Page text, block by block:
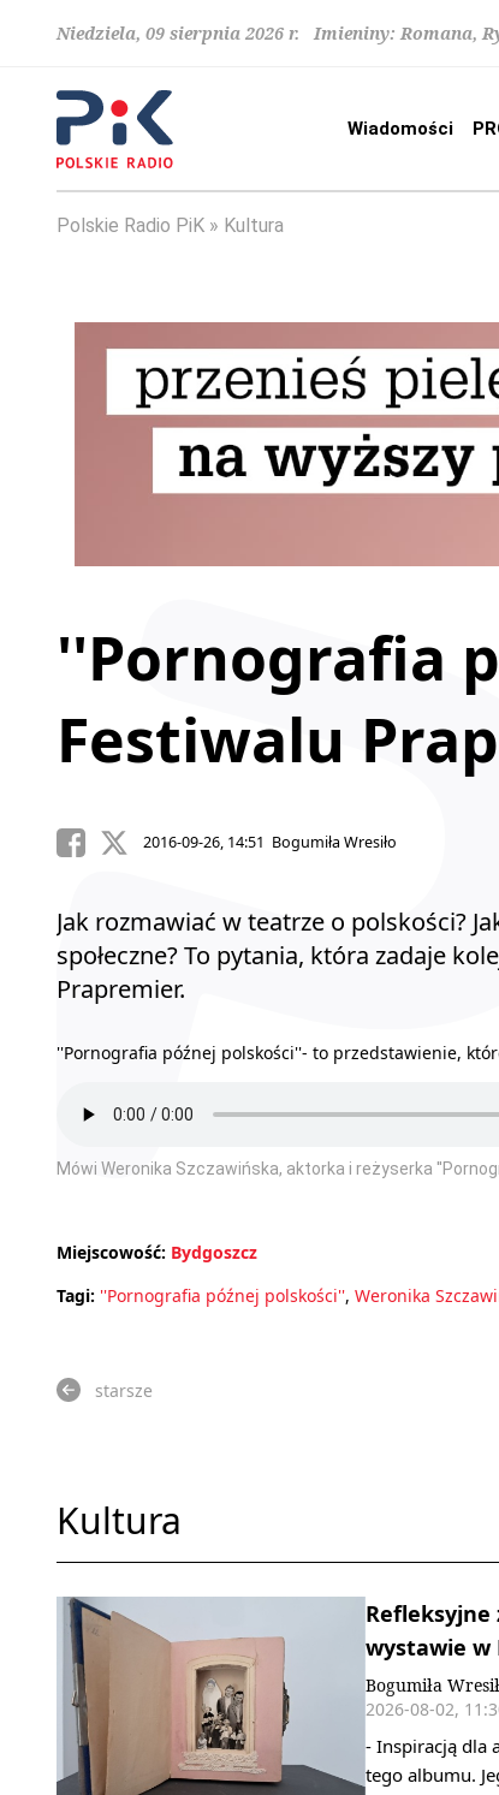
Niedziela, 09 sierpnia 2026 r. Imieniny: Romana,
Wiadomości
Polskie Radio PiK Kultura
''Pornografia
Festiwalu
2016-09-26, 14:51 Bogumiła Wresiło
Jak rozmawiać w teatrze o polskości?
społeczne? To pytania, która zadaje
Prapremier.
''Pornografia późnej polskości''- to przedstawienie,
Mówi Weronika Szczawińska, aktorka i reżyserka
Miejscowość: Bydgoszcz
Tagi: ''Pornografia późnej polskości'', Weronika
starsze
Kultura
wystawie w
Bogumiła
2026-08-02,
- Inspiracją dla
tego albumu.